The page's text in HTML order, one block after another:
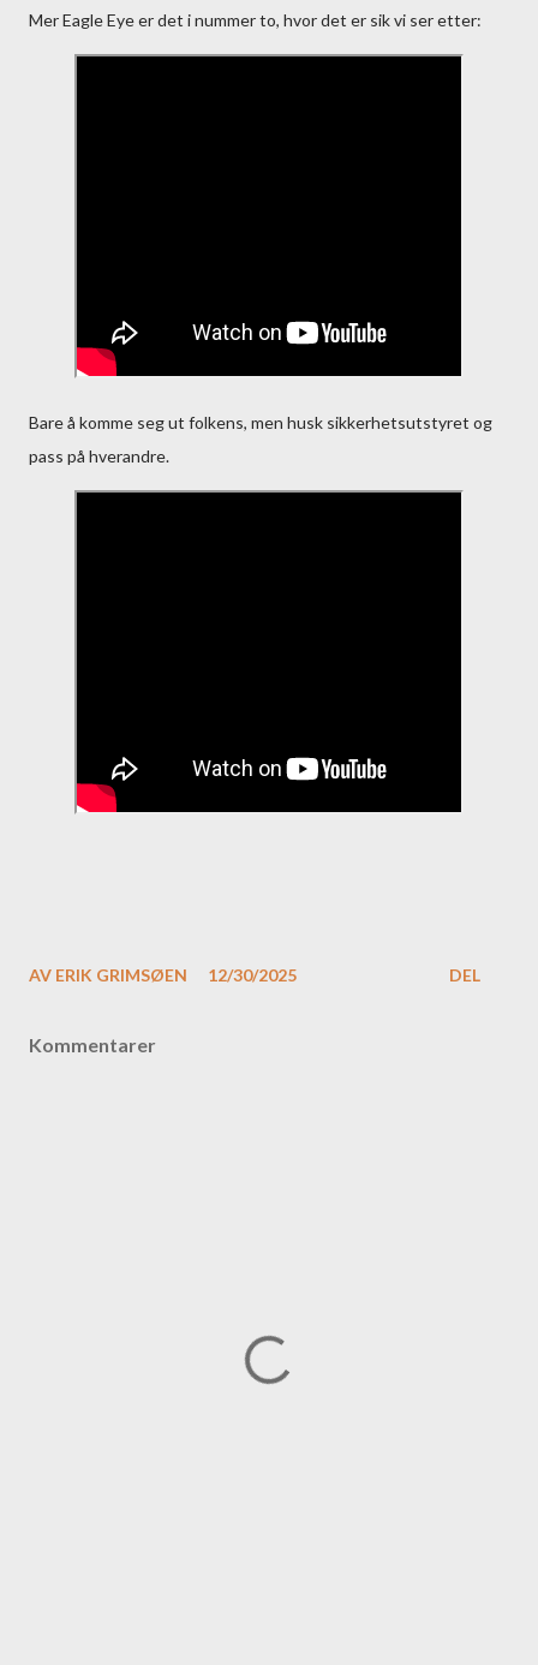
Mer Eagle Eye er det i nummer to, hvor det er sik vi ser etter:
Bare å komme seg ut folkens, men husk sikkerhetsutstyret og
pass på hverandre.
AV ERIK GRIMSØEN 12/30/2025 DEL
Kommentarer